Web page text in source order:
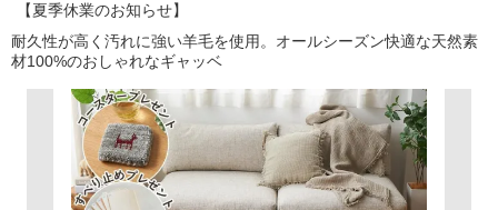
【夏季休業のお知らせ】
耐久性が高く汚れに強い羊毛を使用。オールシーズン快適な天然素
材100%のおしゃれなギャッベ